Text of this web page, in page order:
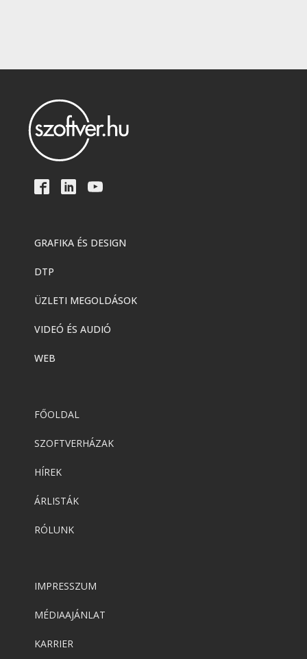
GRAFIKA ÉS DESIGN
DTP
ÜZLETI MEGOLDÁSOK
VIDEÓ ÉS AUDIÓ
WEB
FŐOLDAL
SZOFTVERHÁZAK
HÍREK
ÁRLISTÁK
RÓLUNK
IMPRESSZUM
MÉDIAAJÁNLAT
KARRIER